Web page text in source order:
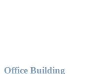
Office Building